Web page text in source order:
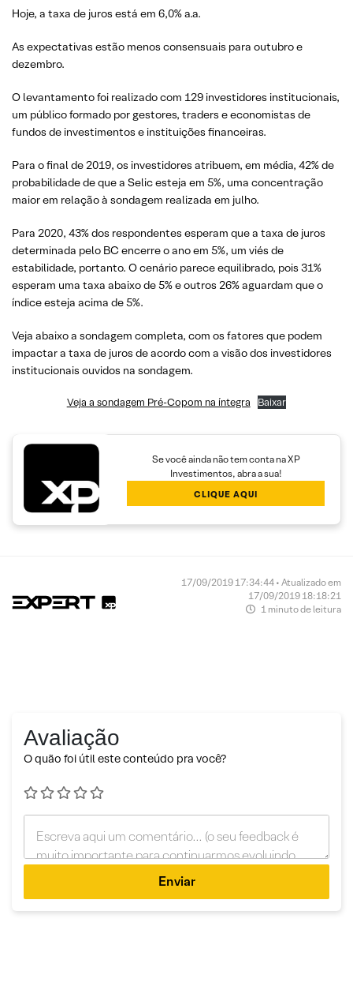
Hoje, a taxa de juros está em 6,0% a.a.
As expectativas estão menos consensuais para outubro e
dezembro.
O levantamento foi realizado com 129 investidores institucionais,
um público formado por gestores, traders e economistas de
fundos de investimentos e instituições financeiras.
Para o final de 2019, os investidores atribuem, em média, 42% de
probabilidade de que a Selic esteja em 5%, uma concentração
maior em relação à sondagem realizada em julho.
Para 2020, 43% dos respondentes esperam que a taxa de juros
determinada pelo BC encerre o ano em 5%, um viés de
estabilidade, portanto. O cenário parece equilibrado, pois 31%
esperam uma taxa abaixo de 5% e outros 26% aguardam que o
índice esteja acima de 5%.
Veja abaixo a sondagem completa, com os fatores que podem
impactar a taxa de juros de acordo com a visão dos investidores
institucionais ouvidos na sondagem.
Veja a sondagem Pré-Copom na íntegra Baixar
Se você ainda não tem conta na XP
Investimentos, abra a sua!
CLIQUE AQUI
17/09/2019 17:34:44 • Atualizado em
17/09/2019 18:18:21
1 minuto de leitura
Avaliação
O quão foi útil este conteúdo pra você?
Enviar